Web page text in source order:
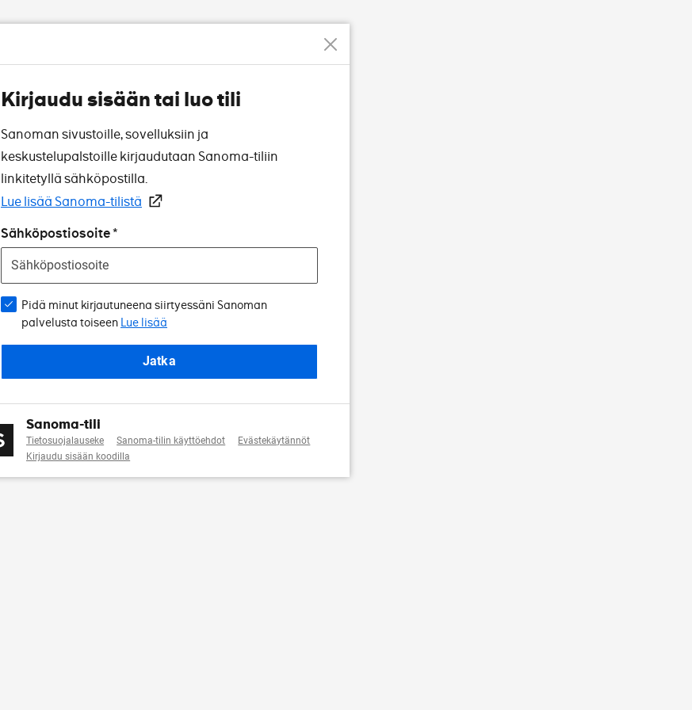
Kirjaudu sisään tai luo tili
Sanoman sivustoille, sovelluksiin ja
keskustelupalstoille kirjaudutaan Sanoma-tiliin
linkitetyllä sähköpostilla.
Lue lisää Sanoma-tilistä
Sähköpostiosoite
Pidä minut kirjautuneena siirtyessäni Sanoman
palvelusta toiseen Lue lisää
Jatka
Sanoma-tili
Tietosuojalauseke Sanoma-tilin käyttöehdot
Evästekäytännöt
Kirjaudu sisään koodilla